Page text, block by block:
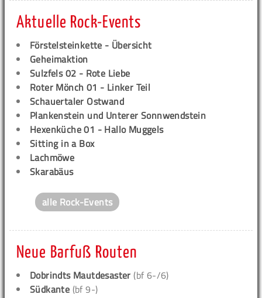
Aktuelle Rock-Events
Förstelsteinkette - Übersicht
Geheimaktion
Sulzfels 02 - Rote Liebe
Roter Mönch 01 - Linker Teil
Schauertaler Ostwand
Plankenstein und Unterer Sonnwendstein
Hexenküche 01 - Hallo Muggels
Sitting in a Box
Lachmöwe
Skarabäus
alle Rock-Events
Neue Barfuß Routen
Dobrindts Mautdesaster (bf 6-/6)
Südkante (bf 9-)